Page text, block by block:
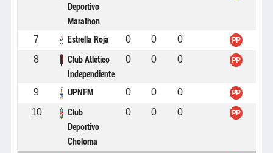
Deportivo
Marathon
7 Estrella Roja 0 0 0 PP
8
Club Atlético
Independiente
0 0 0 PP
9 UPNFM 0 0 0 PP
10
Club
Deportivo
Choloma
0 0 0 PP